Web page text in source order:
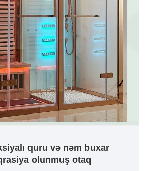
quru və nəm buxar
olunmuş otaq